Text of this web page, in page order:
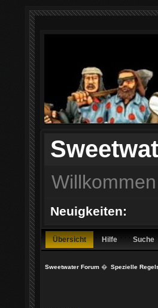
Willkommen
Neuigkeiten:
Übersicht Hilfe Suche
Sweetwater Forum � Spezielle